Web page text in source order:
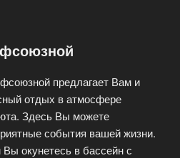
предлагает Вам и
отдых в атмосфере
Здесь Вы можете
события вашей жизни.
окунетесь в бассейн с